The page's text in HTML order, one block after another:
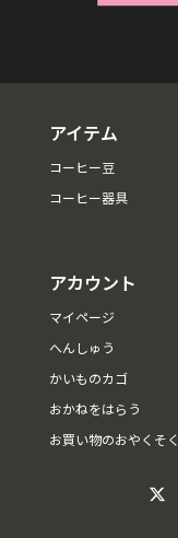
アイテム
コーヒー豆
コーヒー器具
アカウント
マイページ
へんしゅう
かいものカゴ
おかねをはらう
お買い物のおやくそく